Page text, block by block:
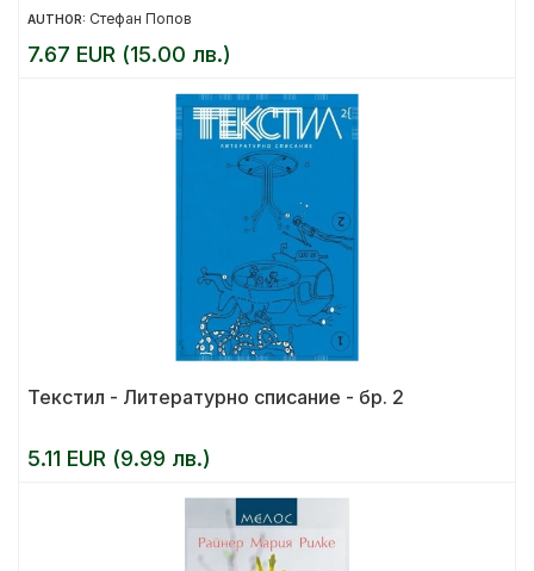
AUTHOR: Стефан Попов
7.67 EUR (15.00 лв.)
Текстил - Литературно списание - бр. 2
5.11 EUR (9.99 лв.)